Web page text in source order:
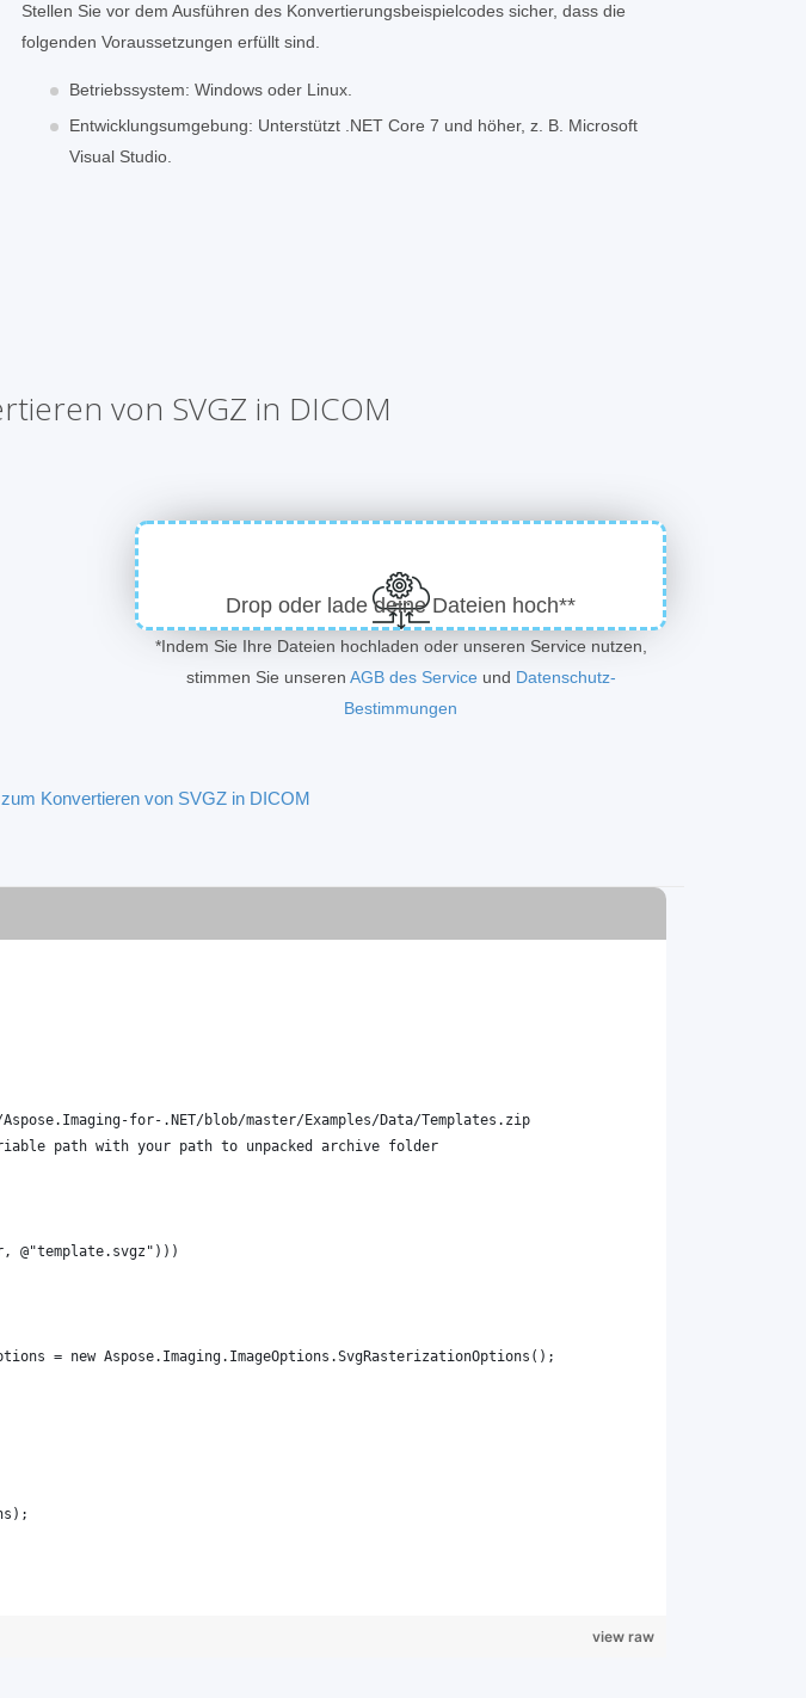
Stellen Sie vor dem Ausführen des Konvertierungsbeispielcodes sicher, dass die
folgenden Voraussetzungen erfüllt sind.
Betriebssystem: Windows oder Linux.
Entwicklungsumgebung: Unterstützt .NET Core 7 und höher, z. B. Microsoft
Visual Studio.
von SVGZ in DICOM
Drop oder lade deine Dateien hoch**
*Indem Sie Ihre Dateien hochladen oder unseren Service nutzen,
stimmen Sie unseren AGB des Service und Datenschutz-
Bestimmungen
Konvertieren von SVGZ in DICOM
view raw